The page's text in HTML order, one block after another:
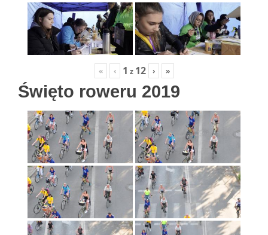
« ‹ 1 z 12 › »
Święto roweru 2019